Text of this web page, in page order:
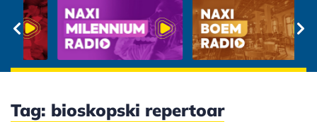
Tag: bioskopski repertoar